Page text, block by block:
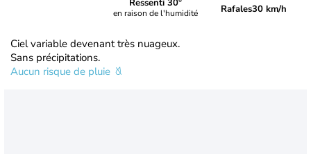
Ressenti 30°
en raison de l'humidité Rafales30 km/h
Ciel variable devenant très nuageux.
Sans précipitations.
Aucun risque de pluie